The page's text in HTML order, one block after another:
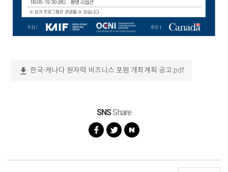
download 한국-캐나다 원자력 비즈니스 포럼 개최계획 공고.pdf
SNSShare